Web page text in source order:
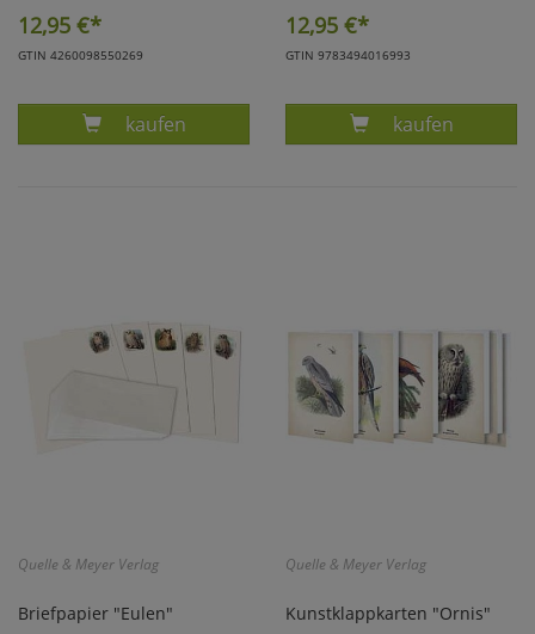
12,95 €*
GTIN 4260098550269
Produkt KUNSTKLAPPKARTEN EULEN
kaufen
12,95 €*
GTIN 9783494016993
Produkt
kaufen
Quelle & Meyer Verlag
Briefpapier "Eulen"
Quelle & Meyer Verlag
Kunstklappkarten "Ornis"